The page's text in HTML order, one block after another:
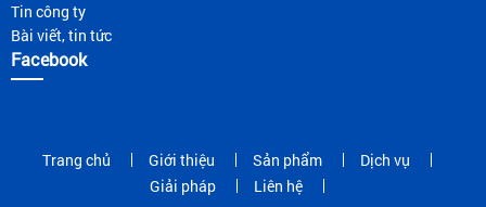
Tin công ty
Bài viết, tin tức
Facebook
Trang chủ Giới thiệu Sản phẩm
Dịch vụ
Giải pháp
Liên hệ